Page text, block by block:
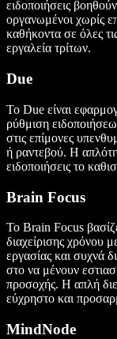
ειδοποιήσεις
οργανωμένοι χωρίς
καθήκοντα σε όλες
εργαλεία τρίτων.
Due
Το Due είναι
ρύθμιση
στις επίμονες
ή ραντεβού. Η
ειδοποιήσεις το
Brain Focus
Το Brain Focus
διαχείρισης χρόνου
εργασίας και συχνά
στο να μένουν
προσοχής. Η απλή
εύχρηστο και
MindNode